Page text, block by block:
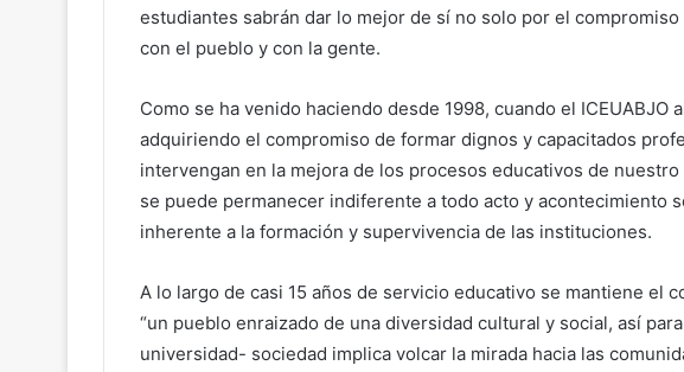
estudiantes sabrán dar lo mejor de sí no solo por el
con el pueblo y con la gente.
Como se ha venido haciendo desde 1998, cuando el
adquiriendo el compromiso de formar dignos y capacitados
intervengan en la mejora de los procesos educativos de
se puede permanecer indiferente a todo acto y acontecimiento
inherente a la formación y supervivencia de las instituciones.
A lo largo de casi 15 años de servicio educativo se mantiene el
“un pueblo enraizado de una diversidad cultural y social, así
universidad- sociedad implica volcar la mirada hacia las